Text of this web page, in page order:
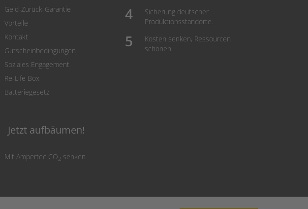
Geld-Zurück-Garantie
Vorteile
Kontakt
Gutscheinbedingungen
Soziales Engagement
Re-Life Box
Batteriegesetz
Sicherung deutscher
Produktionsstandorte.
Kosten senken, Ressourcen
schonen.
Jetzt aufbäumen!
Mit Ampertec CO2 senken